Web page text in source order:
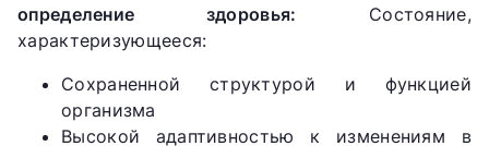
определение здоровья: Состояние,
характеризующееся:
Сохраненной структурой и функцией
организма
Высокой адаптивностью к изменениям в